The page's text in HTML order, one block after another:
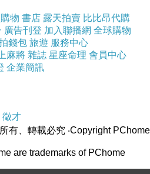
處，『 翰墨林 』 則是指筆墨之林，比
物 書店 露天拍賣 比比昂代購
廣告刊登 加入聯播網 全球購物
錢包 旅遊 服務中心
麻將 雜誌 星座命理 會員中心
企業簡訊
徵才
有、轉載必究 ‧Copyright PChome
are trademarks of PChome